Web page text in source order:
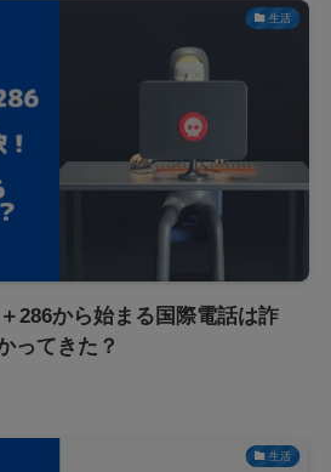
生活
286から始まる国際電話は詐
ってきた？
生活